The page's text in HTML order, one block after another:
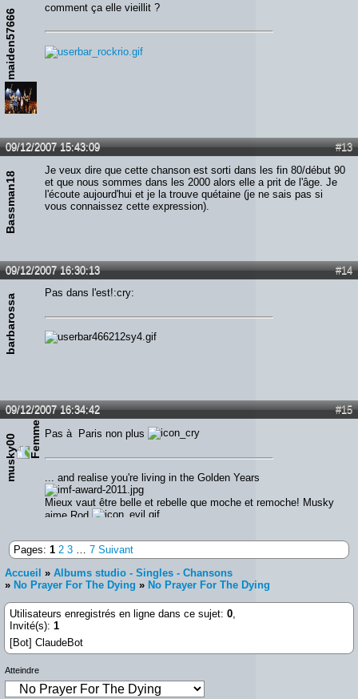
maiden57666
comment ça elle vieillit ?
#13
09/12/2007 15:43:09
Bassman18
Je veux dire que cette chanson est sorti dans les fin 80/début 90
et que nous sommes dans les 2000 alors elle a prit de l'âge. Je
l'écoute aujourd'hui et je la trouve quétaine (je ne sais pas si
vous connaissez cette expression).
#14
09/12/2007 16:30:13
barbarossa
Pas dans l'est!:cry:
#15
09/12/2007 16:34:42
musky00 Pas à Paris non plus
... and realise you're living in the Golden Years
Mieux vaut être belle et rebelle que moche et remoche! Musky
aime Rod
Pages: 1 2 3 … 7 Suivant
Accueil » Albums studio - Singles - Chansons
» No Prayer For The Dying » No Prayer For The Dying
Utilisateurs enregistrés en ligne dans ce sujet: 0,
Invité(s): 1
[Bot] ClaudeBot
Atteindre